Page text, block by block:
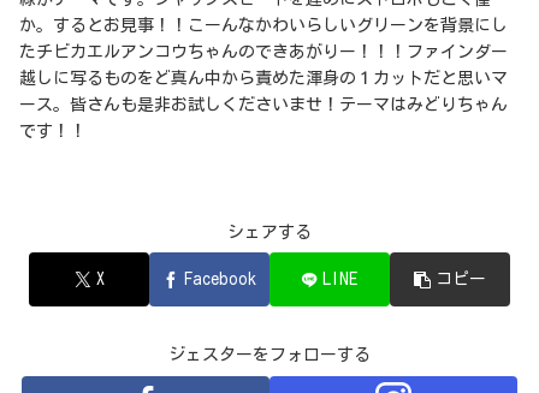
か。するとお見事！！こーんなかわいらしいグリーンを背景にし
たチビカエルアンコウちゃんのできあがりー！！！ファインダー
越しに写るものをど真ん中から責めた渾身の１カットだと思いマ
ース。皆さんも是非お試しくださいませ！テーマはみどりちゃん
です！！
シェアする
X Facebook LINE コピー
ジェスターをフォローする